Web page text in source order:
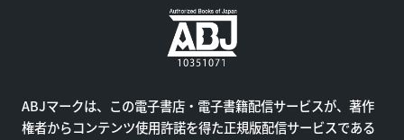
ABJマークは、この電子書店・電子書籍配信サービスが、著作
権者からコンテンツ使用許諾を得た正規版配信サービスである